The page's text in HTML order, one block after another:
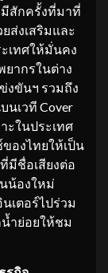
มีสักครั้งที่มาที่
ส่งเสริมและ
เทศให้มั่นคง
ยากรในต่าง
งขันฯ รวมถึง
นเวที Cover
ะในประเทศ
องไทยให้เป็น
มีชื่อเสียงต่อ
น้องใหม่
เตอร์ไปร่วม
ำย่อยให้ชม